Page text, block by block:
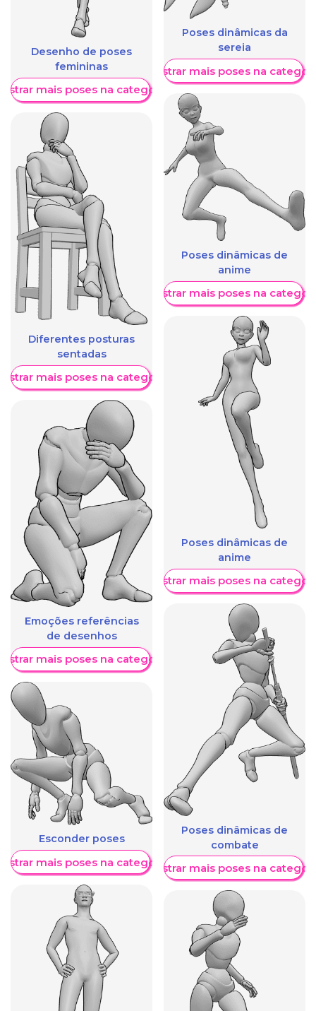
Desenho de poses
femininas
mais poses na categoria
Diferentes posturas
sentadas
mais poses na categoria
Emoções referências
de desenhos
mais poses na categoria
Esconder poses
mais poses na categoria
Poses dinâmicas da
sereia
Mostrar mais poses na
Poses dinâmicas de
anime
Mostrar mais poses na
Poses dinâmicas de
anime
Mostrar mais poses na
Poses dinâmicas de
combate
Mostrar mais poses na